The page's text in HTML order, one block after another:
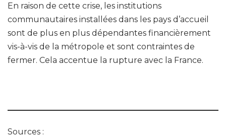
En raison de cette crise, les institutions
communautaires installées dans les pays d’accueil
sont de plus en plus dépendantes financièrement
vis-à-vis de la métropole et sont contraintes de
fermer. Cela accentue la rupture avec la France.
Sources :